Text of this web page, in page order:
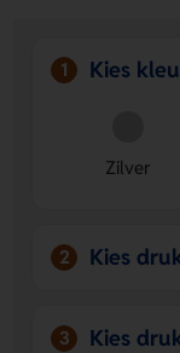
Makkelijk te
eigen ontwerp
PU lederen
1 Kies
Zilver
2 Kies
3 Kies